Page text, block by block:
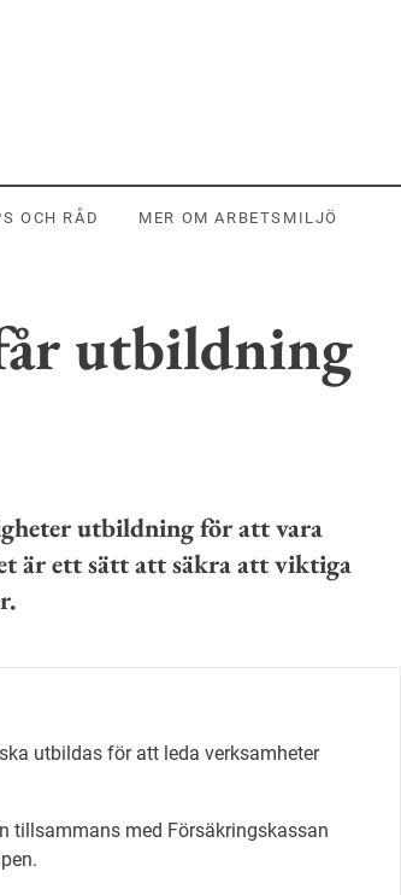
OCH RÅD MER OM ARBETSMILJÖ
utbildning
utbildning för att vara
är ett sätt att säkra att viktiga
utbildas för att leda verksamheter
tillsammans med Försäkringskassan